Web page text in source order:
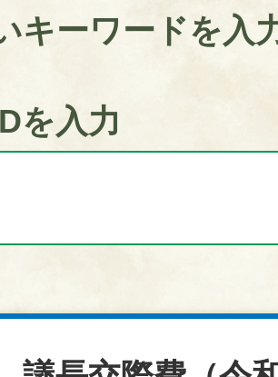
キーワードを入
を入力